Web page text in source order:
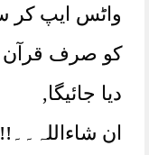
واٹس ایپ کر
کو صرف
دیا جائیگا,
ان شاءاللہ۔۔!!